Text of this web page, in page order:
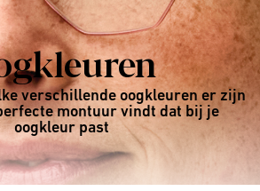
verschillende oogkleuren er zijn
montuur vindt dat bij je
oogkleur past